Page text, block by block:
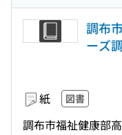
調布
ーズ
紙 図書
調布市福祉健康部